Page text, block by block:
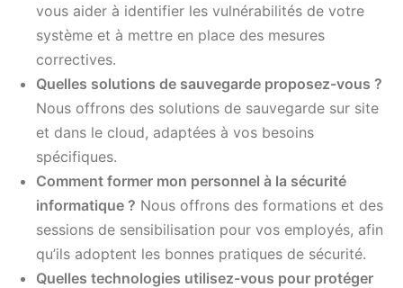
vous aider à identifier les vulnérabilités de votre
système et à mettre en place des mesures
correctives.
Quelles solutions de sauvegarde proposez-vous ?
Nous offrons des solutions de sauvegarde sur site
et dans le cloud, adaptées à vos besoins
spécifiques.
Comment former mon personnel à la sécurité
informatique ? Nous offrons des formations et des
sessions de sensibilisation pour vos employés, afin
qu’ils adoptent les bonnes pratiques de sécurité.
Quelles technologies utilisez-vous pour protéger